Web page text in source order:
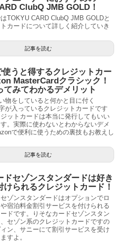
ClubQ JMB GOLD！
TOKYU CARD ClubQ JMB GOLDと
カードについて詳しく紹介していき
記事を読む
うと得するクレジットカー
MasterCardクラシック！
てみてわかるデメリット
物をしていると何かと目に付く
が入っているクレジットカードです
ットカードは本当に発行してもいい
。実際に使わないとわからないデメ
で便利に使うための裏技もお教えし
記事を読む
ドセゾンスタンダードは好き
けられるクレジットカード！
ゾンスタンダードはオプションでロ
宿泊料金割引サービスを付けられる
ドです。りそなカードセゾンスタン
セゾン系のクレジットカードですの
ン、サニーにて割引サービスを受け
すよ。